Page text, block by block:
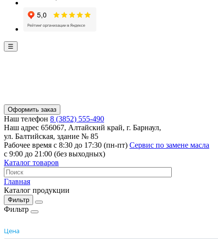
☰
Оформить заказ
Наш телефон 8 (3852) 555-490
Наш адрес 656067, Алтайский край, г. Барнаул,
ул. Балтийская, здание № 85
Рабочее время с 8:30 до 17:30 (пн-пт) Сервис по замене масла
с 9:00 до 21:00 (без выходных)
Каталог товаров
Главная
Каталог продукции
Фильтр
Фильтр
Цена